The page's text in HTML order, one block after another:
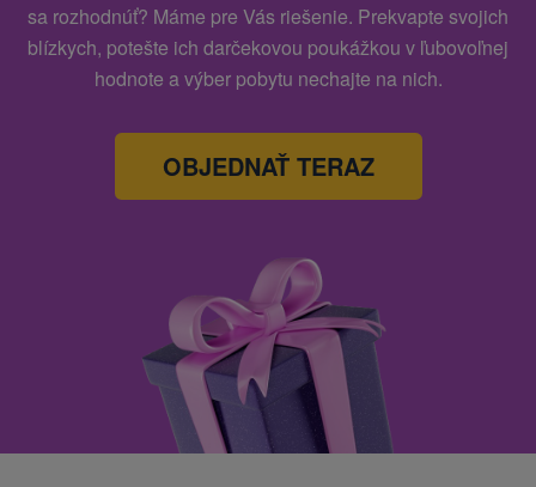
sa rozhodnúť? Máme pre Vás riešenie. Prekvapte svojich
blízkych, potešte ich darčekovou poukážkou v ľubovoľnej
hodnote a výber pobytu nechajte na nich.
OBJEDNAŤ TERAZ